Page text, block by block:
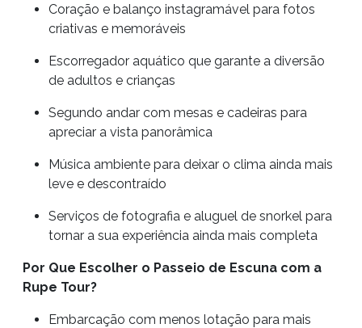
Coração e balanço instagramável para fotos
criativas e memoráveis
Escorregador aquático que garante a diversão
de adultos e crianças
Segundo andar com mesas e cadeiras para
apreciar a vista panorâmica
Música ambiente para deixar o clima ainda mais
leve e descontraído
Serviços de fotografia e aluguel de snorkel para
tornar a sua experiência ainda mais completa
Por Que Escolher o Passeio de Escuna com a
Rupe Tour?
Embarcação com menos lotação para mais